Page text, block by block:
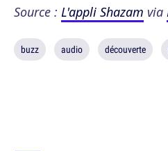
Source : L'appli Shazam via
buzz audio découverte